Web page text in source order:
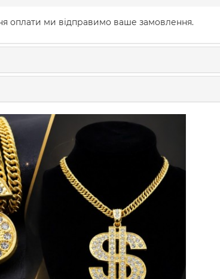
оплати ми відправимо ваше замовлення.